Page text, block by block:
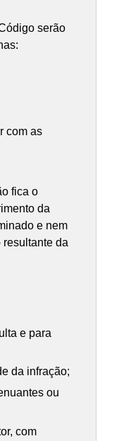
serão
com as
fica o
da
e nem
resultante da
e para
da infração;
ou
com